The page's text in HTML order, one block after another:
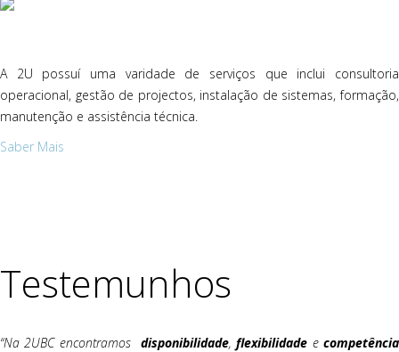
A 2U possuí uma varidade de serviços que inclui consultoria
operacional, gestão de projectos, instalação de sistemas, formação,
manutenção e assistência técnica.
Saber Mais
Testemunhos
“Na 2UBC encontramos disponibilidade,flexibilidade ecompetência